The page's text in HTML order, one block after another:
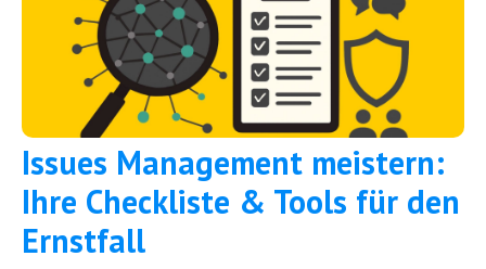
Issues Management meistern:
Ihre Checkliste & Tools für den
Ernstfall